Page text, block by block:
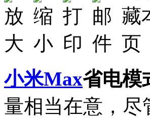
小米Max省电模
量相当在意，尽